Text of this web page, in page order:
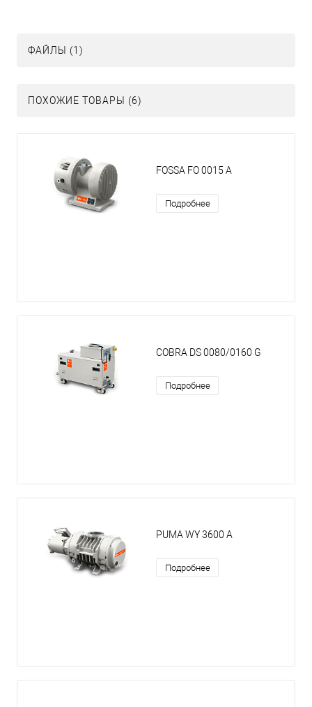
ФАЙЛЫ (1)
ПОХОЖИЕ ТОВАРЫ (6)
FOSSA FO 0015 A
Подробнее
COBRA DS 0080/0160 G
Подробнее
PUMA WY 3600 A
Подробнее